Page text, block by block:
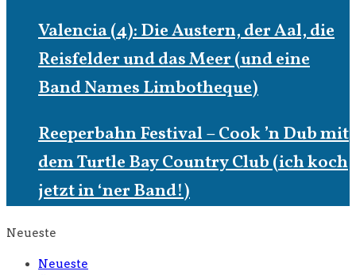
Valencia (4): Die Austern, der Aal, die
Reisfelder und das Meer (und eine
Band Names Limbotheque)
Reeperbahn Festival – Cook ’n Dub mit
dem Turtle Bay Country Club (ich koch
jetzt in ‘ner Band!)
Neueste
Neueste